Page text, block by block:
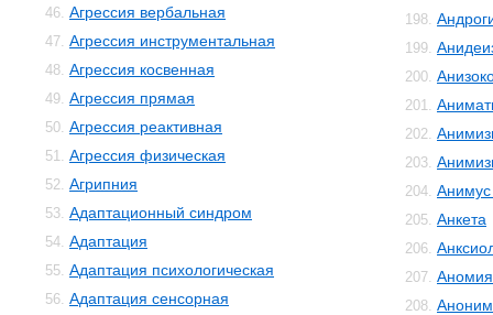
46. Агрессия вербальная
47. Агрессия инструментальная
48. Агрессия косвенная
49. Агрессия прямая
50. Агрессия реактивная
51. Агрессия физическая
52. Агрипния
53. Адаптационный синдром
54. Адаптация
55. Адаптация психологическая
56. Адаптация сенсорная
198.
199.
200.
201.
202.
203.
204.
205. Анкета
206.
207. Аномия
208.